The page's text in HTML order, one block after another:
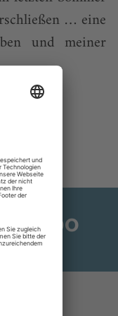
… eine
und meiner
Abo